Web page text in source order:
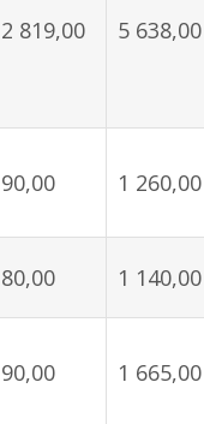
2 819,00 5 638,00
90,00 1 260,00
80,00 1 140,00
90,00 1 665,00